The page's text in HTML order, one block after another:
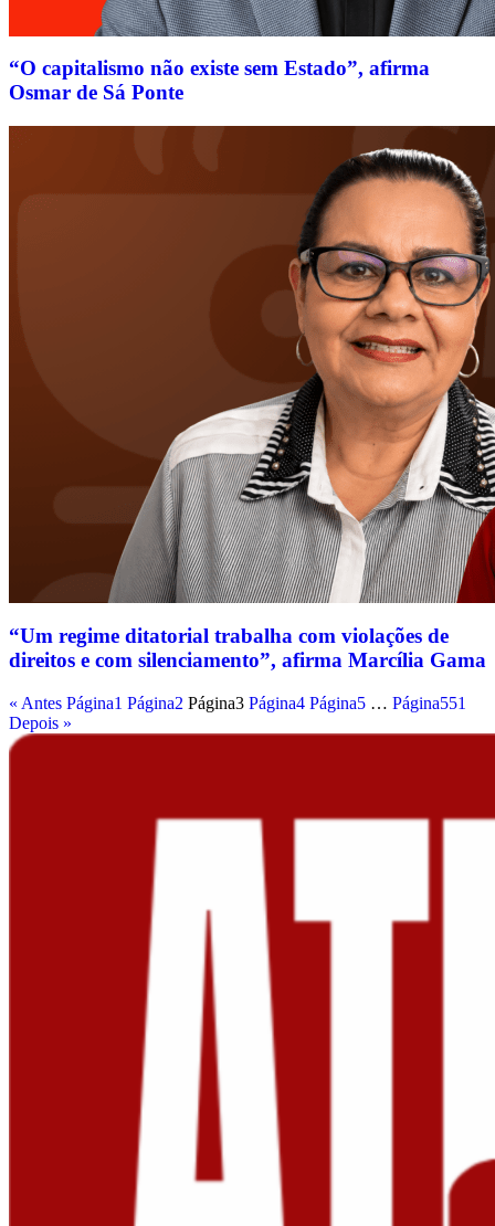
“O capitalismo não existe sem Estado”, afirma
Osmar de Sá Ponte
“Um regime ditatorial trabalha com violações de
direitos e com silenciamento”, afirma Marcília Gama
« Antes Página1 Página2 Página3 Página4 Página5 … Página551
Depois »